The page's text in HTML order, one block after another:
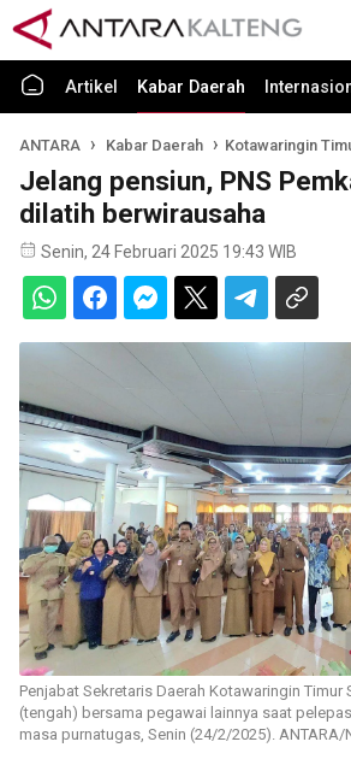
Artikel Kabar Daerah
ANTARA Kabar Daerah Kotawaringin
Jelang pensiun, PNS
dilatih berwirausaha
Senin, 24 Februari 2025 19:43 WIB
Penjabat Sekretaris Daerah Kotawaringin Timur
(tengah) bersama pegawai lainnya saat
masa purnatugas, Senin (24/2/2025). ANTARA/